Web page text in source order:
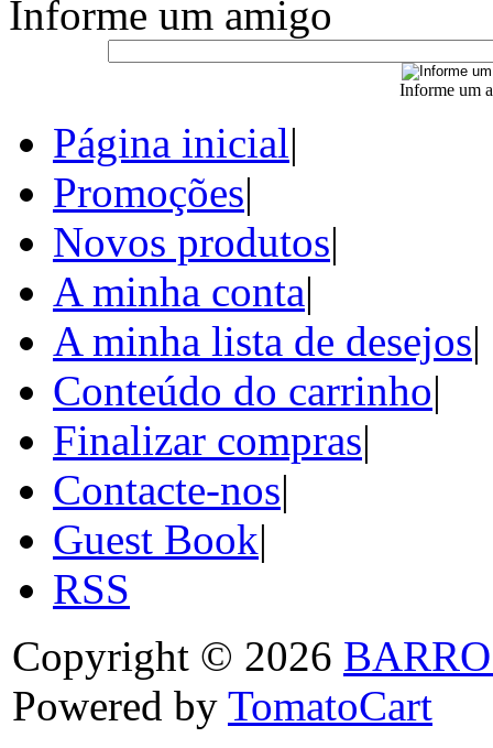
Informe um amigo
Informe um
Página inicial|
Promoções|
Novos produtos|
A minha conta|
A minha lista de desejos|
Conteúdo do carrinho|
Finalizar compras|
Contacte-nos|
Guest Book|
RSS
Copyright © 2026
Powered by TomatoCart